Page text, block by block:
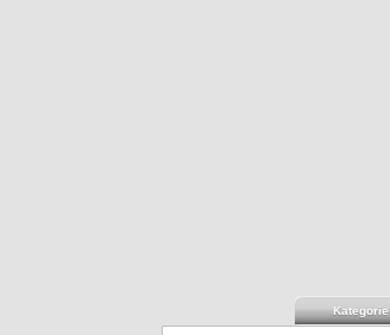
Kategorie